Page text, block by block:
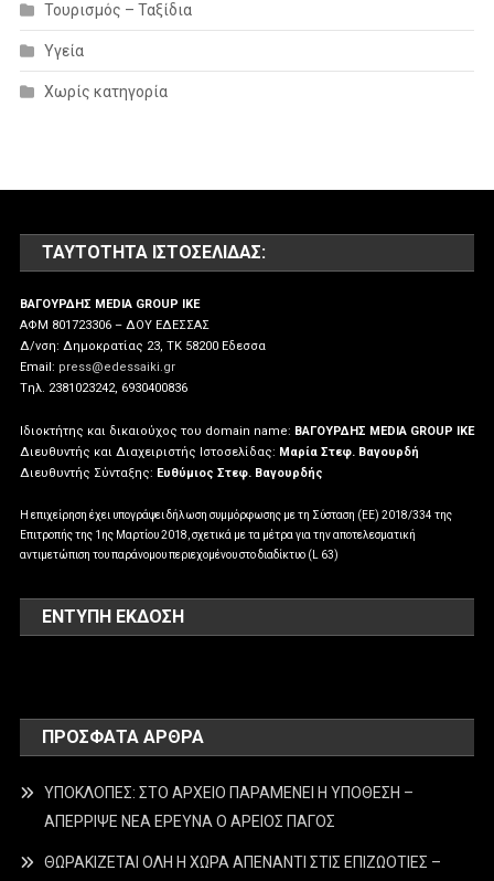
Τουρισμός – Ταξίδια
Υγεία
Χωρίς κατηγορία
ΤΑΥΤΌΤΗΤΑ ΙΣΤΟΣΕΛΊΔΑΣ:
ΒΑΓΟΥΡΔΗΣ MEDIA GROUP IKE
ΑΦΜ 801723306 – ΔΟΥ ΕΔΕΣΣΑΣ
Δ/νση: Δημοκρατίας 23, ΤΚ 58200 Εδεσσα
Email: press@edessaiki.gr
Tηλ. 2381023242, 6930400836
Ιδιοκτήτης και δικαιούχος του domain name: ΒΑΓΟΥΡΔΗΣ MEDIA GROUP IKE
Διευθυντής και Διαχειριστής Ιστοσελίδας: Μαρία Στεφ. Βαγουρδή
Διευθυντής Σύνταξης: Ευθύμιος Στεφ. Βαγουρδής
Η επιχείρηση έχει υπογράψει δήλωση συμμόρφωσης με τη Σύσταση (ΕΕ) 2018/334 της
Επιτροπής της 1ης Μαρτίου 2018, σχετικά με τα μέτρα για την αποτελεσματική
αντιμετώπιση του παράνομου περιεχομένου στο διαδίκτυο (L 63)
ΕΝΤΥΠΗ ΕΚΔΟΣΗ
ΠΡΌΣΦΑΤΑ ΆΡΘΡΑ
ΥΠΟΚΛΟΠΕΣ: ΣΤΟ ΑΡΧΕΙΟ ΠΑΡΑΜΕΝΕΙ Η ΥΠΟΘΕΣΗ –
ΑΠΕΡΡΙΨΕ ΝΕΑ ΕΡΕΥΝΑ Ο ΑΡΕΙΟΣ ΠΑΓΟΣ
ΘΩΡΑΚΙΖΕΤΑΙ ΟΛΗ Η ΧΩΡΑ ΑΠΕΝΑΝΤΙ ΣΤΙΣ ΕΠΙΖΩΟΤΙΕΣ –